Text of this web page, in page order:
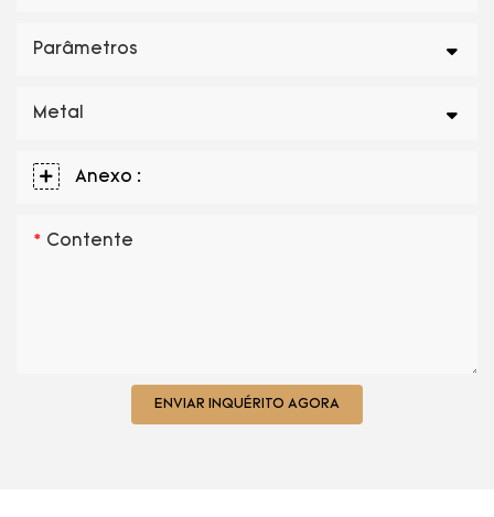
Parâmetros
Metal
Anexo :
Contente
ENVIAR INQUÉRITO AGORA